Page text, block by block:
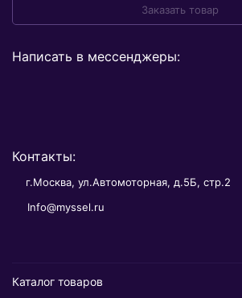
Заказать товар
Написать в мессенджеры:
Контакты:
г.Москва, ул.Автомоторная, д.5Б, стр.2
Info@myssel.ru
Каталог товаров